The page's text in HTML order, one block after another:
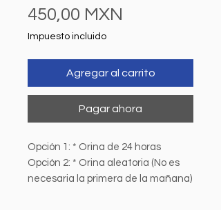
450,00 MXN
Impuesto incluido
Agregar al carrito
Pagar ahora
Opción 1: * Orina de 24 horas
Opción 2: * Orina aleatoria (No es
necesaria la primera de la mañana)